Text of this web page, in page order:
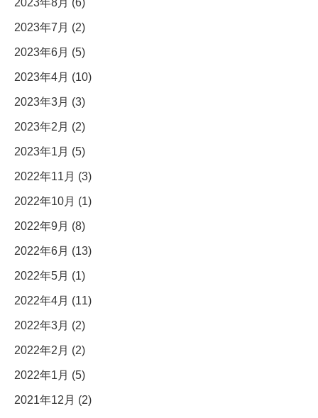
2023年8月 (6)
2023年7月 (2)
2023年6月 (5)
2023年4月 (10)
2023年3月 (3)
2023年2月 (2)
2023年1月 (5)
2022年11月 (3)
2022年10月 (1)
2022年9月 (8)
2022年6月 (13)
2022年5月 (1)
2022年4月 (11)
2022年3月 (2)
2022年2月 (2)
2022年1月 (5)
2021年12月 (2)